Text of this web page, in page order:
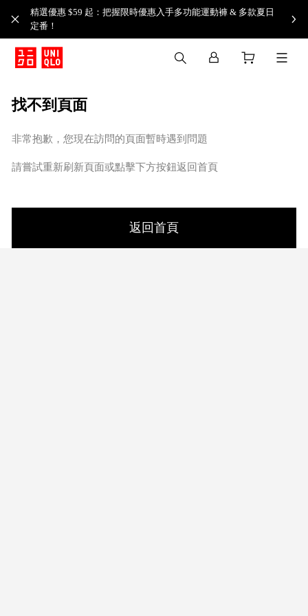
精選優惠 $59 起：把握限時優惠入手多功能運動褲 & 多款夏日
定番！​
找不到頁面
非常抱歉，您現在訪問的頁面暫時遇到問題
請嘗試重新刷新頁面或點擊下方按鈕返回首頁
返回首頁